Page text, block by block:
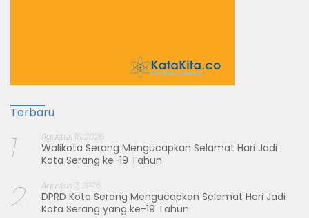
Terbaru
1 Agustus 10, 2026
Walikota Serang Mengucapkan Selamat Hari Jadi
Kota Serang ke-19 Tahun
2 Agustus 7, 2026
DPRD Kota Serang Mengucapkan Selamat Hari Jadi
Kota Serang yang ke-19 Tahun